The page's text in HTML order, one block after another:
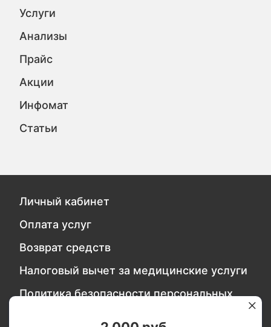
Услуги
Анализы
Прайс
Акции
Инфомат
Статьи
Личный кабинет
Оплата услуг
Возврат средств
Налоговый вычет за медицинские услуги
Политика безопасности персональных